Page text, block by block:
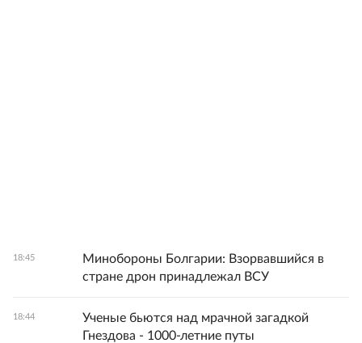
18:45
Минобороны Болгарии: Взорвавшийся в
стране дрон принадлежал ВСУ
18:44
Ученые бьются над мрачной загадкой
Гнездова - 1000-летние путы